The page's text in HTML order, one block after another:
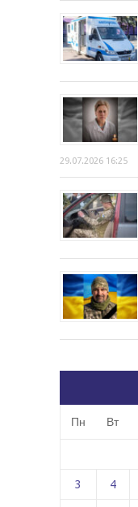
29.07.2026 16:25
Пн Вт
3 4